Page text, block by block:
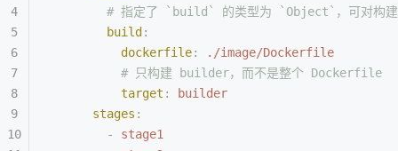
# 指定了 `build` 的类型为 `Object`，可对构建
        build
:
          dockerfile
:
./image/Dockerfile
          # 只构建 builder，而不是整个 Dockerfile
          target
:
builder
      stages
:
        -
stage1